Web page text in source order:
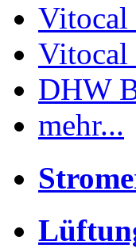
Vitocal
Vitocal
DHW
mehr...